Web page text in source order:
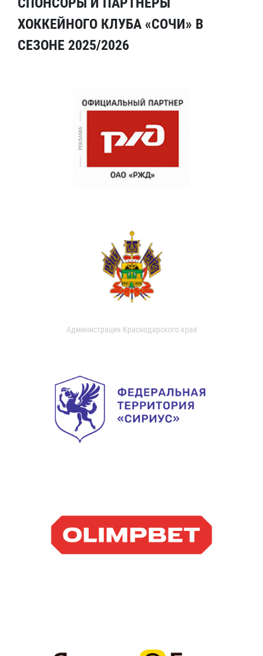
ХОККЕЙНОГО КЛУБА «СОЧИ» В
СЕЗОНЕ 2025/2026
Администрация Краснодарского края